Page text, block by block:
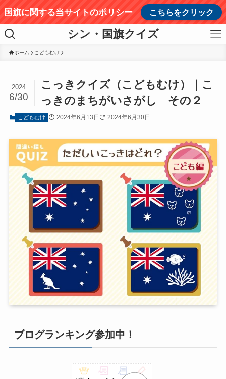
国旗に関する当サイトのポリシー こちらをクリック
シン・国旗クイズ
ホーム こどもむけ
こっきクイズ（こどもむけ）｜こ
っきのまちがいさがし その２
2024
6/30
こどもむけ 2024年6月13日 2024年6月30日
ブログランキング参加中！